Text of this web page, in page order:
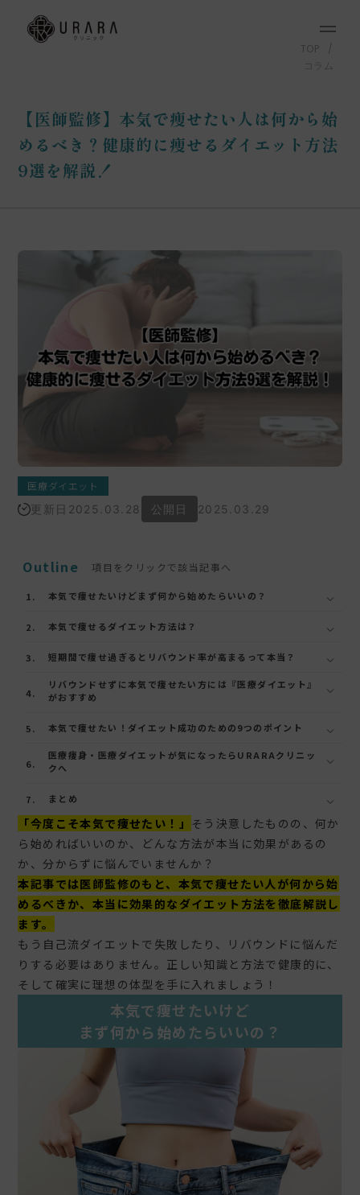
TOP
【医師監修】本気で痩せたい人は何から始
めるべき？健康的に痩せるダイエット方法
9選を解説！
更新日 2025.03.28 公開日 2025.03.29
医療ダイエット
Outline 項目をクリックで該当記事へ
本気で痩せたいけどまず何から始めたらいいの？
本気で痩せるダイエット方法は？
短期間で痩せ過ぎるとリバウンド率が高まるって本当？
リバウンドせずに本気で痩せたい方には『医療ダイエット』
がおすすめ
本気で痩せたい！ダイエット成功のための9つのポイント
医療痩身・医療ダイエットが気になったらURARAクリニッ
クへ
まとめ
「今度こそ本気で痩せたい！」 そう決意したものの、何か
ら始めればいいのか、どんな方法が本当に効果があるの
か、分からずに悩んでいませんか？
本記事では医師監修のもと、本気で痩せたい人が何から始
めるべきか、本当に効果的なダイエット方法を徹底解説し
ます。
もう自己流ダイエットで失敗したり、リバウンドに悩んだ
りする必要はありません。正しい知識と方法で健康的に、
そして確実に理想の体型を手に入れましょう！
本気で痩せたいけど
まず何から始めたらいいの？